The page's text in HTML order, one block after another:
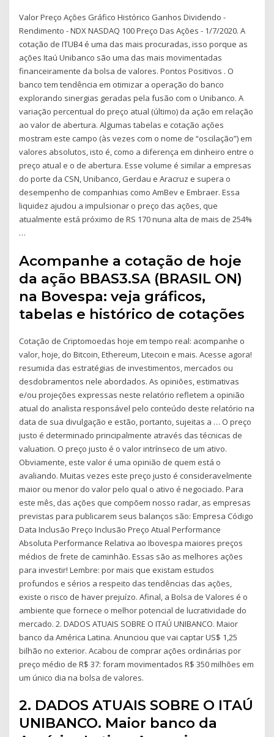
Valor Preço Ações Gráfico Histórico Ganhos Dividendo -
Rendimento - NDX NASDAQ 100 Preço Das Ações - 1/7/2020. A
cotação de ITUB4 é uma das mais procuradas, isso porque as
ações Itaú Unibanco são uma das mais movimentadas
financeiramente da bolsa de valores. Pontos Positivos . O
banco tem tendência em otimizar a operação do banco
explorando sinergias geradas pela fusão com o Unibanco. A
variação percentual do preço atual (último) da ação em relação
ao valor de abertura. Algumas tabelas e cotação ações
mostram este campo (às vezes com o nome de “oscilação”) em
valores absolutos, isto é, como a diferença em dinheiro entre o
preço atual e o de abertura. Esse volume é similar a empresas
do porte da CSN, Unibanco, Gerdau e Aracruz e supera o
desempenho de companhias como AmBev e Embraer. Essa
liquidez ajudou a impulsionar o preço das ações, que
atualmente está próximo de RS 170 nuna alta de mais de 254%
…
Acompanhe a cotação de hoje
da ação BBAS3.SA (BRASIL ON)
na Bovespa: veja gráficos,
tabelas e histórico de cotações
Cotação de Criptomoedas hoje em tempo real: acompanhe o
valor, hoje, do Bitcoin, Ethereum, Litecoin e mais. Acesse agora!
resumida das estratégias de investimentos, mercados ou
desdobramentos nele abordados. As opiniões, estimativas
e/ou projeções expressas neste relatório refletem a opinião
atual do analista responsável pelo conteúdo deste relatório na
data de sua divulgação e estão, portanto, sujeitas a … O preço
justo é determinado principalmente através das técnicas de
valuation. O preço justo é o valor intrínseco de um ativo.
Obviamente, este valor é uma opinião de quem está o
avaliando. Muitas vezes este preço justo é consideravelmente
maior ou menor do valor pelo qual o ativo é negociado. Para
este mês, das ações que compõem nosso radar, as empresas
previstas para publicarem seus balanços são: Empresa Código
Data Inclusão Preço Inclusão Preço Atual Performance
Absoluta Performance Relativa ao Ibovespa maiores preços
médios de frete de caminhão. Essas são as melhores ações
para investir! Lembre: por mais que existam estudos
profundos e sérios a respeito das tendências das ações,
existe o risco de haver prejuízo. Afinal, a Bolsa de Valores é o
ambiente que fornece o melhor potencial de lucratividade do
mercado. 2. DADOS ATUAIS SOBRE O ITAÚ UNIBANCO. Maior
banco da América Latina. Anunciou que vai captar US$ 1,25
bilhão no exterior. Acabou de comprar ações ordinárias por
preço médio de R$ 37: foram movimentados R$ 350 milhões em
um único dia na bolsa de valores.
2. DADOS ATUAIS SOBRE O ITAÚ
UNIBANCO. Maior banco da